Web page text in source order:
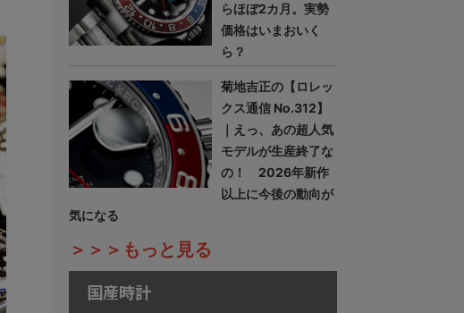
らほぼ2カ月。実勢
価格はいまおいく
ら？
菊地吉正の【ロレッ
クス通信 No.312】
｜えっ、あの超人気
モデルが生産終了な
の！ 2026年新作
以上に今後の動向が
気になる
＞＞＞もっと見る
国産時計